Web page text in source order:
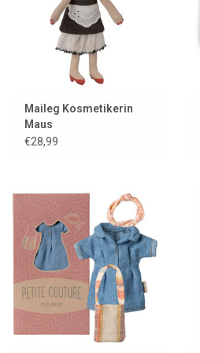
Lookbooks
Maileg Kosmetikerin
Maus
€28,99